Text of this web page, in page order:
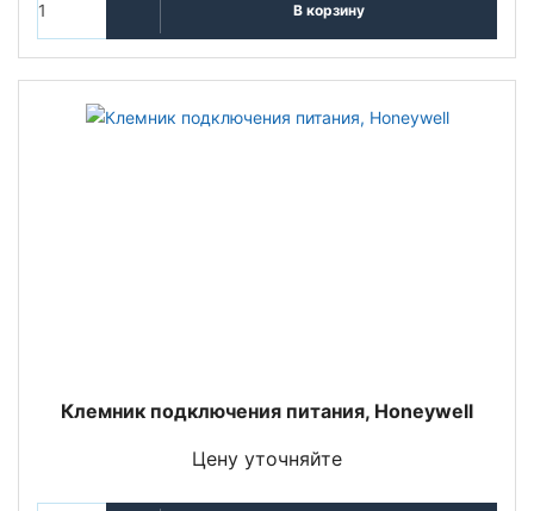
В корзину
Клемник подключения питания, Honeywell
Цену уточняйте